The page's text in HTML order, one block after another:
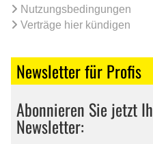
Nutzungsbedingungen
Verträge hier kündigen
Newsletter für Profis
Abonnieren Sie jetzt
Newsletter: